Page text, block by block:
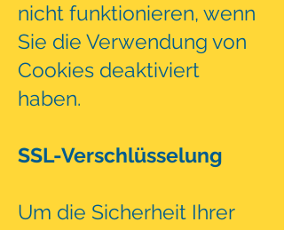
nicht funktionieren, wenn
Sie die Verwendung von
Cookies deaktiviert
haben.
SSL-Verschlüsselung
Um die Sicherheit Ihrer